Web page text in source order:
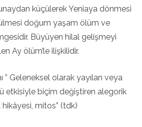
küçülerek Yeniaya dönmesi
doğum yaşam ölüm ve
Büyüyen hilal gelişmeyi
Ay ölüm’le ilişkilidir.
” Geleneksel olarak yayılan veya
etkisiyle biçim değiştiren alegorik
hikâyesi, mitos” (tdk)